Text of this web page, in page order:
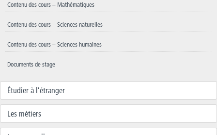
Contenu des cours – Mathématiques
Contenu des cours – Sciences naturelles
Contenu des cours – Sciences humaines
Documents de stage
Étudier à l’étranger
Les métiers